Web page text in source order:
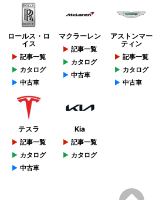
ロールス・ロ
イス
記事一覧
カタログ
中古車
マクラーレン
記事一覧
カタログ
中古車
アストンマー
ティン
記事一覧
カタログ
中古車
テスラ
記事一覧
カタログ
中古車
Kia
記事一覧
カタログ